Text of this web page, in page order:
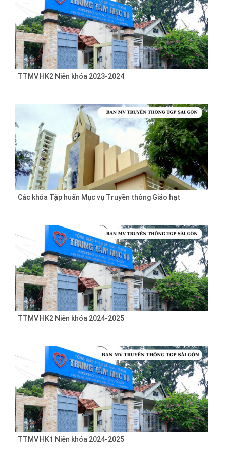
TTMV HK2 Niên khóa 2023-2024
Các khóa Tập huấn Mục vụ Truyền thông Giáo hạt
TTMV HK2 Niên khóa 2024-2025
TTMV HK1 Niên khóa 2024-2025